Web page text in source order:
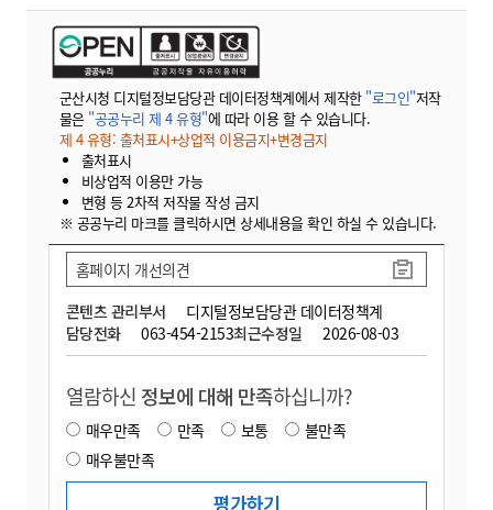
군산시청 디지털정보담당관 데이터정책계에서 제작한 "로그인"저작
물은 "공공누리 제 4 유형"에 따라 이용 할 수 있습니다.
제 4 유형: 출처표시+상업적 이용금지+변경금지
출처표시
비상업적 이용만 가능
변형 등 2차적 저작물 작성 금지
※ 공공누리 마크를 클릭하시면 상세내용을 확인 하실 수 있습니다.
콘텐츠 관리부서
디지털정보담당관 데이터정책계
담당전화
063-454-2153최근수정일 2026-08-03
홈페이지 개선의견
열람하신 정보에 대해 만족하십니까?
매우만족 만족 보통
불만족
매우불만족